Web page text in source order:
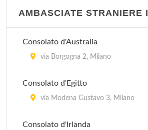
Consolato del Ghana
Consolato del Guatemala
Consolato del Lesotho
AMBASCIATE STRANIERE
Consolato d'Australia
via Borgogna 2, Milano
Consolato d'Egitto
via Modena Gustavo 3, Milano
Consolato d'Irlanda